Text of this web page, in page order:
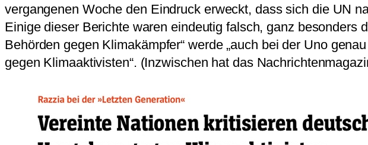
vergangenen Woche den Eindruck erweckt, dass sich die UN
Einige dieser Berichte waren eindeutig falsch, ganz besonders
Behörden gegen Klimakämpfer“ werde „auch bei der Uno
gegen Klimaaktivisten“. (Inzwischen hat das